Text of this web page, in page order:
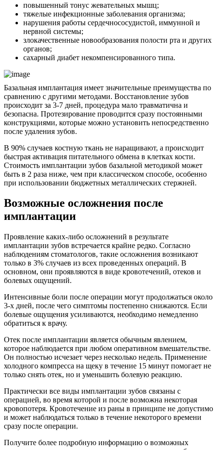
повышенный тонус жевательных мышц;
тяжелые инфекционные заболевания организма;
нарушения работы сердечнососудистой, иммунной и
нервной системы;
злокачественные новообразования полости рта и других
органов;
сахарный диабет некомпенсированного типа.
Базальная имплантация имеет значительные преимущества по
сравнению с другими методами. Восстановление зубов
происходит за 3-7 дней, процедура мало травматична и
безопасна. Протезирование проводится сразу постоянными
конструкциями, которые можно установить непосредственно
после удаления зубов.
В 90% случаев костную ткань не наращивают, а происходит
быстрая активация питательного обмена в клетках кости.
Стоимость имплантации зубов базальной методикой может
быть в 2 раза ниже, чем при классическом способе, особенно
при использовании бюджетных металлических стержней.
Возможные осложнения после
имплантации
Проявление каких-либо осложнений в результате
имплантации зубов встречается крайне редко. Согласно
наблюдениям стоматологов, такие осложнения возникают
только в 3% случаев из всех проведенных операций. В
основном, они проявляются в виде кровотечений, отеков и
болевых ощущений.
Интенсивные боли после операции могут продолжаться около
3-х дней, после чего симптомы постепенно снижаются. Если
болевые ощущения усиливаются, необходимо немедленно
обратиться к врачу.
Отек после имплантации является обычным явлением,
которое наблюдается при любом оперативном вмешательстве.
Он полностью исчезает через несколько недель. Применение
холодного компресса на щеку в течение 15 минут помогает не
только снять отек, но и уменьшить болевую реакцию.
Практически все виды имплантации зубов связаны с
операцией, во время которой и после возможна некоторая
кровопотеря. Кровотечение из раны в принципе не допустимо
и может наблюдаться только в течение некоторого времени
сразу после операции.
Получите более подробную информацию о возможных